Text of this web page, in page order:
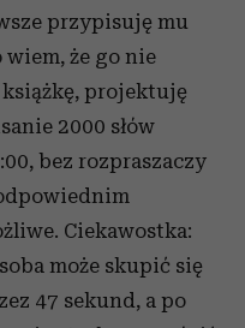
przypisuję mu
że go nie
projektuję
2000 słów
bez rozpraszaczy
Ciekawostka:
może skupić się
47 sekund, a po